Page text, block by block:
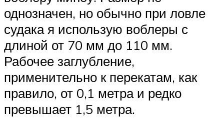
однозначен, но обычно при ловле
судака я использую воблеры с
длиной от 70 мм до 110 мм.
Рабочее заглубление,
применительно к перекатам, как
правило, от 0,1 метра и редко
превышает 1,5 метра.